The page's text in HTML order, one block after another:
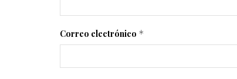
Correo electrónico *